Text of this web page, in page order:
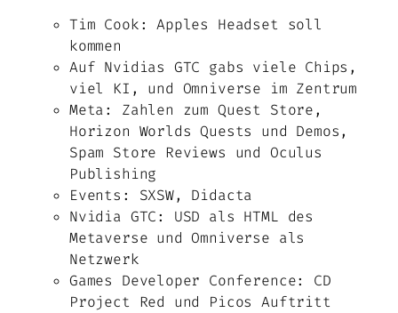
Tim Cook: Apples Headset soll
kommen
Auf Nvidias GTC gabs viele Chips,
viel KI, und Omniverse im Zentrum
Meta: Zahlen zum Quest Store,
Horizon Worlds Quests und Demos,
Spam Store Reviews und Oculus
Publishing
Events: SXSW, Didacta
Nvidia GTC: USD als HTML des
Metaverse und Omniverse als
Netzwerk
Games Developer Conference: CD
Project Red und Picos Auftritt